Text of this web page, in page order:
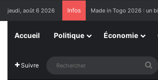
jeudi, août 6 2026 Infos Made in Togo 2026 : un
Accueil Politique Économie
Suivre